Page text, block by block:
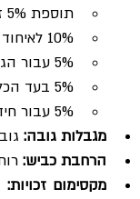
תוספת 5% זכויות לשילוב כניסות לחניון תת קרקעי בין מגרשים סמוכים.
10% לאיחוד מגרשים עד לרוחב מקסימלי של 75 מטר.
5% עבור הגדלת המרחק בין קווי הבניין הצדדיים ו/או האחוריים לבין גבול המגרש ב-1.5 מטר לפחות.
5% בעד הכללת מרחב מוגן למגורים.
5% עבור חידוש בניין קיים עם דירת גג צמודה.
מגבלות גובה:
הרחבת כביש:
מקסימום זכויות: